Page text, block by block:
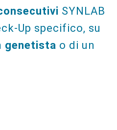
SYNLAB
Up specifico, su
genetista o di un